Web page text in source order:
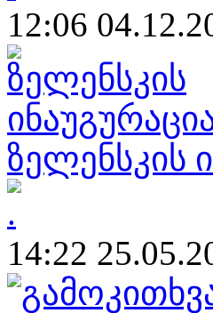
12:06
ზელენსკის
14:22